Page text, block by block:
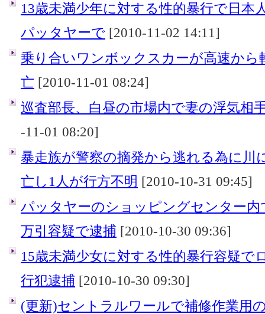
13歳未満少年に対する性的暴行で日本
パッタヤーで [2010-11-02 14:11]
乗り合いワンボックスカーが高速から
亡 [2010-11-01 08:24]
巡査部長、白昼の市場内で妻の浮気相
-11-01 08:20]
暴走族が警察の摘発から逃れる為に川
亡し1人が行方不明 [2010-10-31 09:45]
パッタヤーのショッピングセンター内
万引容疑で逮捕 [2010-10-30 09:36]
15歳未満少女に対する性的暴行容疑で
行犯逮捕 [2010-10-30 09:30]
(更新)セントラルワールで補修作業用